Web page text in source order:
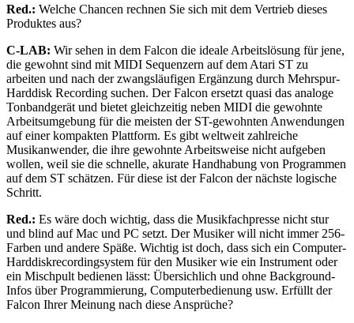
Red.: Welche Chancen rechnen Sie sich mit dem Vertrieb dieses
Produktes aus?
C-LAB: Wir sehen in dem Falcon die ideale Arbeitslösung für jene,
die gewohnt sind mit MIDI Sequenzern auf dem Atari ST zu
arbeiten und nach der zwangsläufigen Ergänzung durch Mehrspur-
Harddisk Recording suchen. Der Falcon ersetzt quasi das analoge
Tonbandgerät und bietet gleichzeitig neben MIDI die gewohnte
Arbeitsumgebung für die meisten der ST-gewohnten Anwendungen
auf einer kompakten Plattform. Es gibt weltweit zahlreiche
Musikanwender, die ihre gewohnte Arbeitsweise nicht aufgeben
wollen, weil sie die schnelle, akurate Handhabung von Programmen
auf dem ST schätzen. Für diese ist der Falcon der nächste logische
Schritt.
Red.: Es wäre doch wichtig, dass die Musikfachpresse nicht stur
und blind auf Mac und PC setzt. Der Musiker will nicht immer 256-
Farben und andere Späße. Wichtig ist doch, dass sich ein Computer-
Harddiskrecordingsystem für den Musiker wie ein Instrument oder
ein Mischpult bedienen lässt: Übersichlich und ohne Background-
Infos über Programmierung, Computerbedienung usw. Erfüllt der
Falcon Ihrer Meinung nach diese Ansprüche?